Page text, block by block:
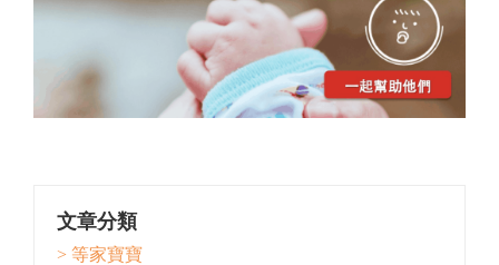
文章分類
> 等家寶寶